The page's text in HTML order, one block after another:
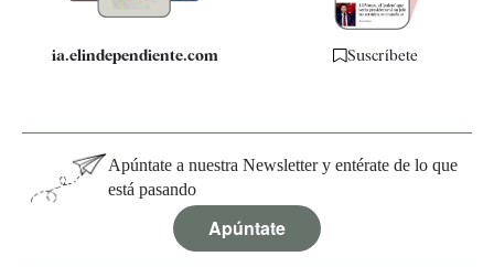
ia.elindependiente.com Suscríbete
Apúntate a nuestra Newsletter y entérate de lo que
está pasando
Apúntate